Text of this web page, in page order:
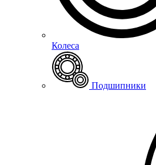
Колеса
Подшипники